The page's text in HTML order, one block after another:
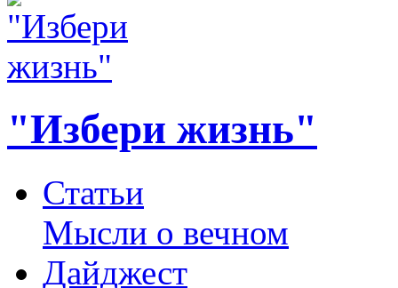
"Избери жизнь"
Статьи
Мысли о вечном
Дайджест